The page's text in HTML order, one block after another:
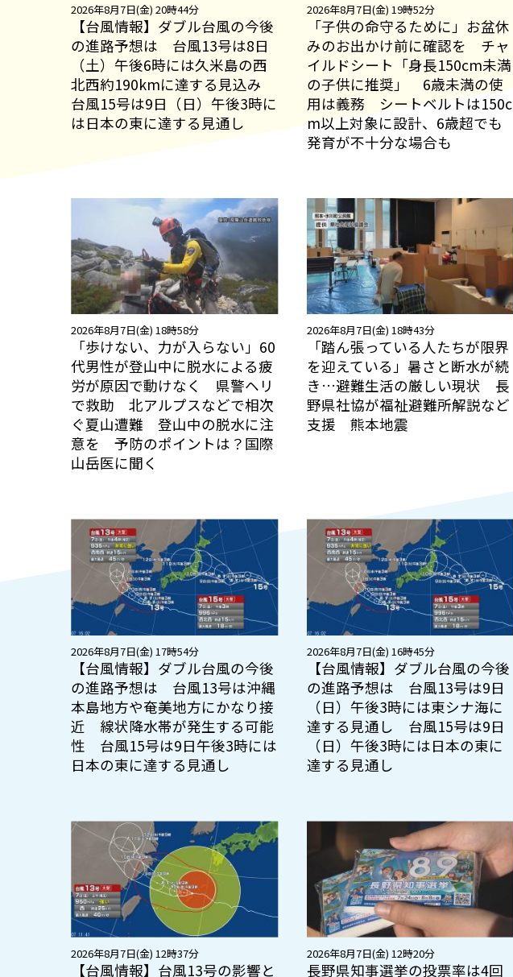
2026年8月7日(金) 20時44分
【台風情報】ダブル台風の今後
の進路予想は 台風13号は8日
（土）午後6時には久米島の西
北西約190kmに達する見込み
台風15号は9日（日）午後3時に
は日本の東に達する見通し
2026年8月7日(金) 19時52分
「子供の命守るために」お盆休
みのお出かけ前に確認を チャ
イルドシート「身長150cm未満
の子供に推奨」 6歳未満の使
用は義務 シートベルトは150c
m以上対象に設計、6歳超でも
発育が不十分な場合も
2026年8月7日(金) 18時58分
「歩けない、力が入らない」60
代男性が登山中に脱水による疲
労が原因で動けなく 県警ヘリ
で救助 北アルプスなどで相次
ぐ夏山遭難 登山中の脱水に注
意を 予防のポイントは？国際
山岳医に聞く
2026年8月7日(金) 18時43分
「踏ん張っている人たちが限界
を迎えている」暑さと断水が続
き…避難生活の厳しい現状 長
野県社協が福祉避難所解説など
支援 熊本地震
2026年8月7日(金) 17時54分
【台風情報】ダブル台風の今後
の進路予想は 台風13号は沖縄
本島地方や奄美地方にかなり接
近 線状降水帯が発生する可能
性 台風15号は9日午後3時には
日本の東に達する見通し
2026年8月7日(金) 16時45分
【台風情報】ダブル台風の今後
の進路予想は 台風13号は9日
（日）午後3時には東シナ海に
達する見通し 台風15号は9日
（日）午後3時には日本の東に
達する見通し
2026年8月7日(金) 12時37分
【台風情報】台風13号の影響と
2026年8月7日(金) 12時20分
長野県知事選挙の投票率は4回